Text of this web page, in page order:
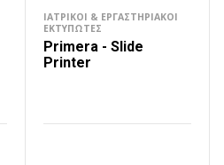
ΙΑΤΡΙΚΟΊ & ΕΡΓΑΣΤΗΡΙΑΚΟΊ
ΕΚΤΥΠΩΤΈΣ
Primera - Slide
Printer